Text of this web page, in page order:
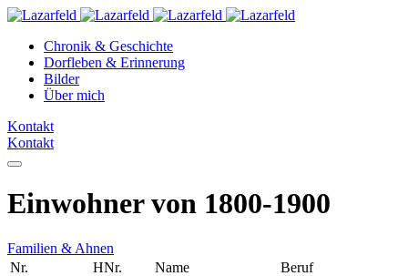
Chronik & Geschichte
Dorfleben & Erinnerung
Bilder
Über mich
Kontakt
Kontakt
Einwohner von 1800-1900
Familien & Ahnen
Nr.
HNr. Name
Beruf